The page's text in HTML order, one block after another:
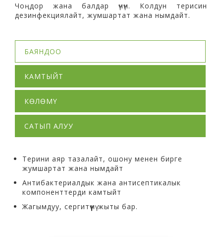
Чоңдор жана балдар үчүн. Колдун терисин
дезинфекциялайт, жумшартат жана нымдайт.
БАЯНДОО
КАМТЫЙТ
КӨЛӨМҮ
САТЫП АЛУУ
Терини аяр тазалайт, ошону менен бирге
жумшартат жана нымдайт
Антибактериалдык жана антисептикалык
компоненттерди камтыйт
Жагымдуу, сергитүүчү жыты бар.